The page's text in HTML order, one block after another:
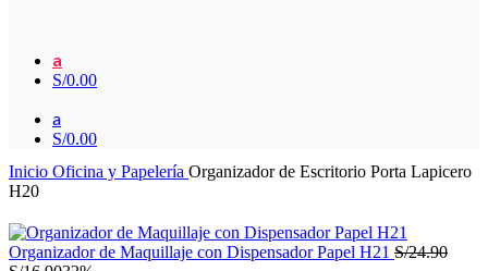
a
S/0.00
a
S/0.00
Inicio Oficina y Papelería Organizador de Escritorio Porta Lapicero
H20
Organizador de Maquillaje con Dispensador Papel H21 S/24.90El